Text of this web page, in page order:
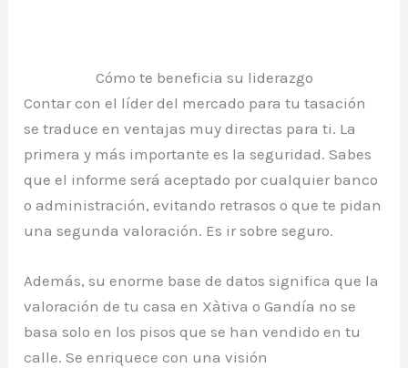
Cómo te beneficia su liderazgo
Contar con el líder del mercado para tu tasación
se traduce en ventajas muy directas para ti. La
primera y más importante es la seguridad. Sabes
que el informe será aceptado por cualquier banco
o administración, evitando retrasos o que te pidan
una segunda valoración. Es ir sobre seguro.
Además, su enorme base de datos significa que la
valoración de tu casa en Xàtiva o Gandía no se
basa solo en los pisos que se han vendido en tu
calle. Se enriquece con una visión